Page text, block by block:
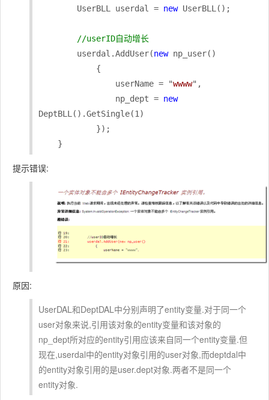
        UserBLL userdal =
new UserBLL();
//userID自动增长
        userdal.AddUser(
new np_user()
                userName = "
wwww",
                np_dept =
new
DeptBLL().GetSingle(1)
    }
提示错误:
原因:
UserDAL和DeptDAL中分别声明了entity变量.对于同一个
user对象来说,引用该对象的entity变量和该对象的
np_dept所对应的entity引用应该来自同一个entity变量.但
现在,userdal中的entity对象引用的user对象,而deptdal中
的entity对象引用的是user.dept对象.两者不是同一个
entity对象.